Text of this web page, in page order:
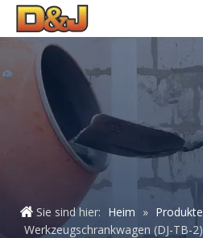
Sie sind hier: Heim » Produkte
Werkzeugschrankwagen (DJ-TB-2)